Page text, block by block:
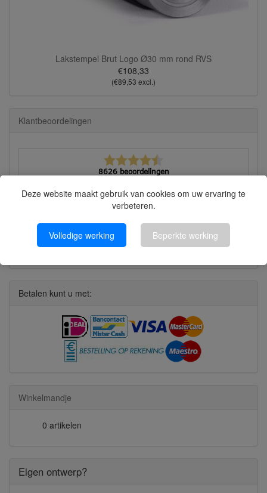
Deze website maakt gebruik van cookies om uw ervaring te
verbeteren.
Volledige werking Beperkte werking
Lakstempel Brut Logo Ø30 mm rond RVS
€108,33
(€89,53 excl.)
Klantbeoordelingen
8626 beoordelingen
quick response, good advice, fast and solid
execution!
Betalen kunt u met:
Winkelmandje
0 artikelen
Eigen ontwerp?